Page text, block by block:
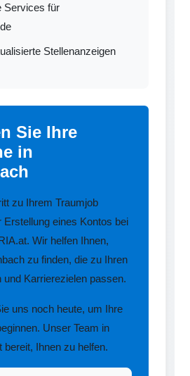
Services für
Stellenanzeigen
Sie Ihre
in
zu Ihrem Traumjob
Erstellung eines Kontos bei
Wir helfen Ihnen,
zu finden, die zu Ihren
und Karrierezielen passen.
uns noch heute, um Ihre
Unser Team in
bereit, Ihnen zu helfen.